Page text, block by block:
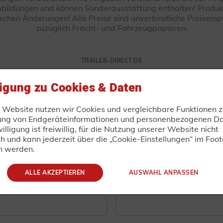
und können Sonderausstattung enthalten!
Änderungen! Alle Preise sind unverbindliche
zuzüglich Fracht- und Fahrzeugpapieren.
TRAILER-DIRECT.DE
Anfrage oder
Nachname
zu Cookies & Daten
nutzen wir Cookies und vergleichbare Funktionen
von Endgeräteinformationen und personenbezogenen
ist freiwillig, für die Nutzung unserer Website nicht
und kann jederzeit über die „Cookie-Einstellungen“ im
werden.
ALLE AKZEPTIEREN AUSWAHL ANPASSEN